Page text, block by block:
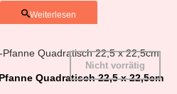
Weiterlesen
Quadratisch 22,5 x 22,5cm
Nicht vorrätig